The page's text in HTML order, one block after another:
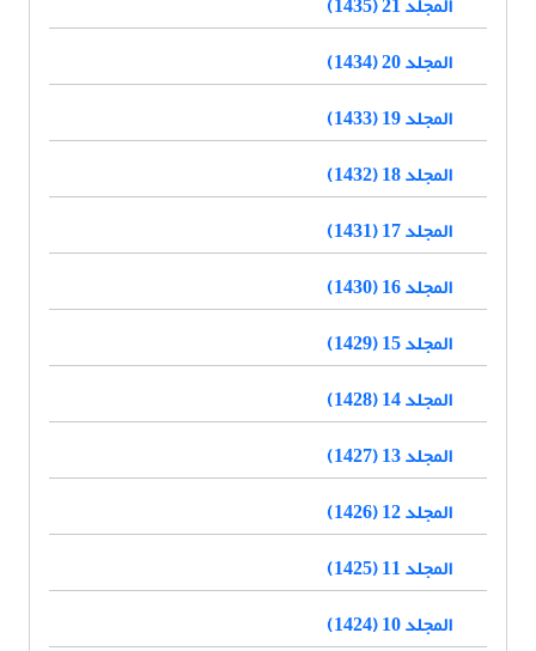
المجلد 20 (1434)
المجلد 19 (1433)
المجلد 18 (1432)
المجلد 17 (1431)
المجلد 16 (1430)
المجلد 15 (1429)
المجلد 14 (1428)
المجلد 13 (1427)
المجلد 12 (1426)
المجلد 11 (1425)
المجلد 10 (1424)